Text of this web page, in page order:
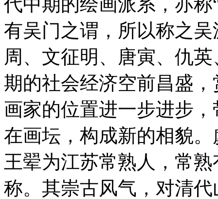
有吴门之谓，所以称之
周、文征明、唐寅、仇
期的社会经济空前昌盛
画家的位置进一步进步
在画坛，构成新的相貌
王翚为江苏常熟人，常
称。其崇古风气，对清